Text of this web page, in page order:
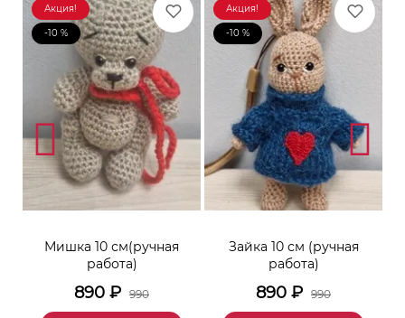
Акция!
-10 %
Мишка 10 см(ручная
работа)
890 ₽ 990
Акция!
-10 %
Зайка 10 см (ручная
работа)
890 ₽ 990